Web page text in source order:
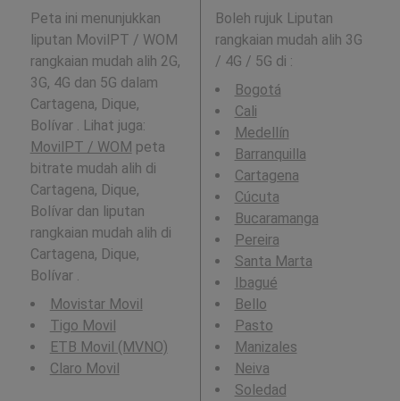
Peta ini menunjukkan
liputan MovilPT / WOM
rangkaian mudah alih 2G,
3G, 4G dan 5G dalam
Cartagena, Dique,
Bolívar . Lihat juga:
MovilPT / WOM peta
bitrate mudah alih di
Cartagena, Dique,
Bolívar dan liputan
rangkaian mudah alih di
Cartagena, Dique,
Bolívar .
Movistar Movil
Tigo Movil
ETB Movil (MVNO)
Claro Movil
Boleh rujuk Liputan
rangkaian mudah alih 3G
/ 4G / 5G di :
Bogotá
Cali
Medellín
Barranquilla
Cartagena
Cúcuta
Bucaramanga
Pereira
Santa Marta
Ibagué
Bello
Pasto
Manizales
Neiva
Soledad